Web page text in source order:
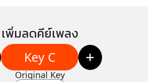
เพิ่มลดคีย์เพลง
Key C
Original Key